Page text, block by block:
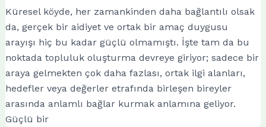
Küresel köyde, her zamankinden daha bağlantılı olsak
da, gerçek bir aidiyet ve ortak bir amaç duygusu
arayışı hiç bu kadar güçlü olmamıştı. İşte tam da bu
noktada topluluk oluşturma devreye giriyor; sadece bir
araya gelmekten çok daha fazlası, ortak ilgi alanları,
hedefler veya değerler etrafında birleşen bireyler
arasında anlamlı bağlar kurmak anlamına geliyor.
Güçlü bir